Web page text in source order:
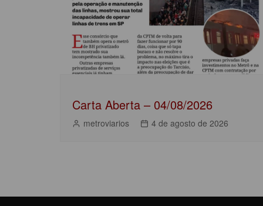
k
Carta Aberta – 04/08/2026
metroviarios 4 de agosto de 2026